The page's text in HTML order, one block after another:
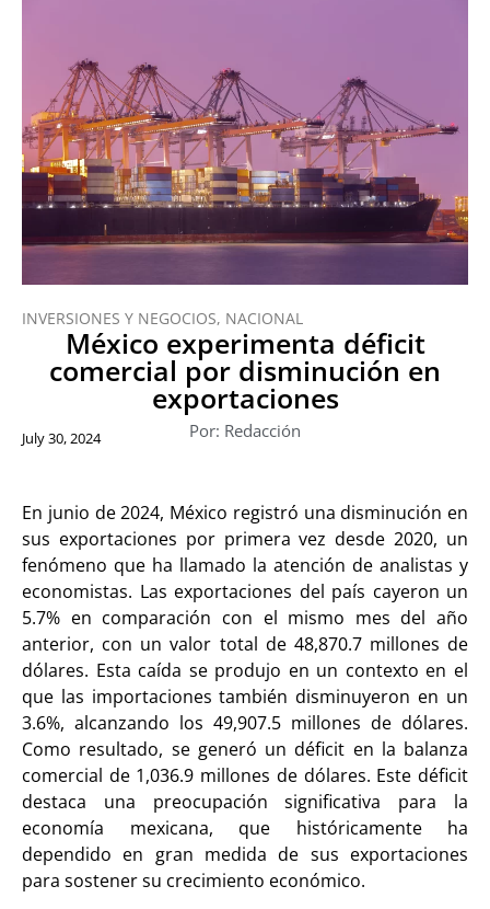
INVERSIONES Y NEGOCIOS, NACIONAL
México experimenta déficit
comercial por disminución en
exportaciones
Por: Redacción
July 30, 2024
En junio de 2024, México registró una disminución en
sus exportaciones por primera vez desde 2020, un
fenómeno que ha llamado la atención de analistas y
economistas. Las exportaciones del país cayeron un
5.7% en comparación con el mismo mes del año
anterior, con un valor total de 48,870.7 millones de
dólares. Esta caída se produjo en un contexto en el
que las importaciones también disminuyeron en un
3.6%, alcanzando los 49,907.5 millones de dólares.
Como resultado, se generó un déficit en la balanza
comercial de 1,036.9 millones de dólares. Este déficit
destaca una preocupación significativa para la
economía mexicana, que históricamente ha
dependido en gran medida de sus exportaciones
para sostener su crecimiento económico.